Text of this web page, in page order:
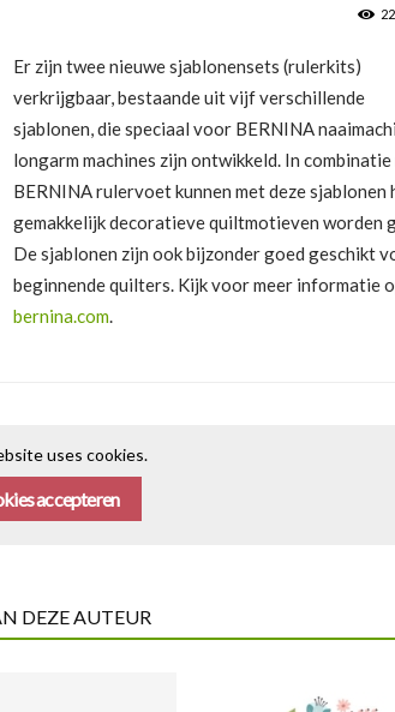
Er zijn twee nieuwe sjablonensets (rulerkits)
verkrijgbaar, bestaande uit vijf verschillende
sjablonen, die speciaal voor BERNINA
longarm machines zijn ontwikkeld. In combinatie
BERNINA rulervoet kunnen met deze sjablonen
gemakkelijk decoratieve quiltmotieven worden
De sjablonen zijn ook bijzonder goed geschikt
beginnende quilters. Kijk voor meer informatie
bernina.com.
uses cookies.
accepteren
DEZE AUTEUR